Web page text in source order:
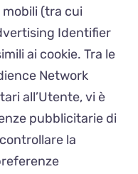
(tra cui
Identifier
ai cookie. Tra le
Network
all’Utente, vi è
pubblicitarie di
la